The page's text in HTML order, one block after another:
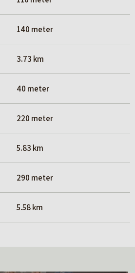
140 meter
3.73 km
40 meter
220 meter
5.83 km
290 meter
5.58 km